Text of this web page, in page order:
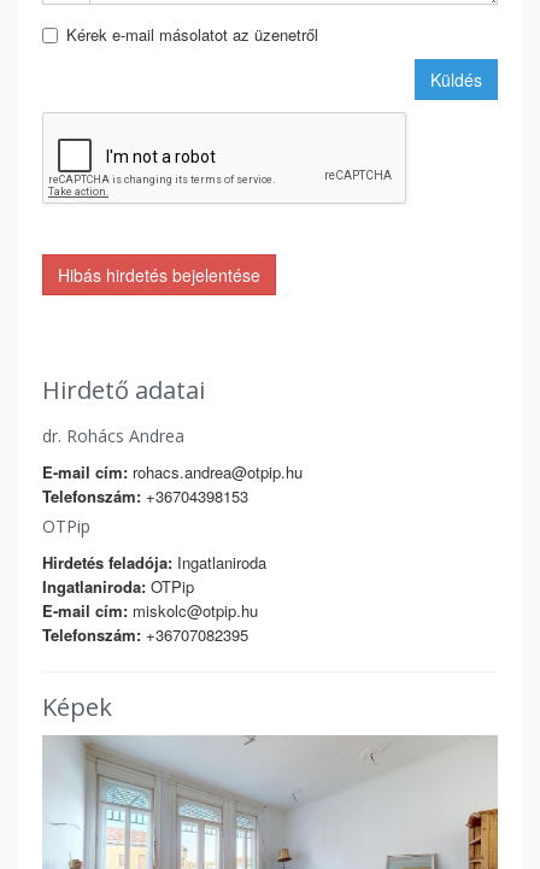
Kérek e-mail másolatot az üzenetről
Küldés
Hibás hirdetés bejelentése
Hirdető adatai
dr. Rohács Andrea
E-mail cím: rohacs.andrea@otpip.hu
Telefonszám: +36704398153
OTPip
Hirdetés feladója: Ingatlaniroda
Ingatlaniroda: OTPip
E-mail cím: miskolc@otpip.hu
Telefonszám: +36707082395
Képek